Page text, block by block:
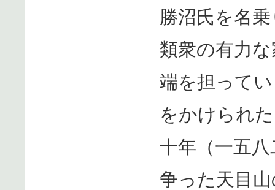
勝沼氏を名
類衆の有力
端を担って
をかけられ
十年（一五
争った天目